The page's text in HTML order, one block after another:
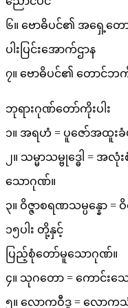
၆။ ဗောဓိပင်၏ အရှေ့တေ
ပါးပြင်းအောက်ဌာန
၇။ ဗောဓိပင်၏ တောင်
ဘုရားဂုဏ်တော်ကိုးပါး
၁။ အရဟံ = ပူဇော်အထူ
၂။ သမ္မာသမ္ဗုဒ္ဓေါ =
သောဂုဏ်။
၃။ ဝိဇ္ဇာစရဏသမ္ပန္နော =
၁၅ပါး တို့နှင့်
ပြည့်စုံတော်မူသောဂုဏ်။
၄။ သုဂတော = ကောင်း
၅။ လောကဝီဒူ = လောက